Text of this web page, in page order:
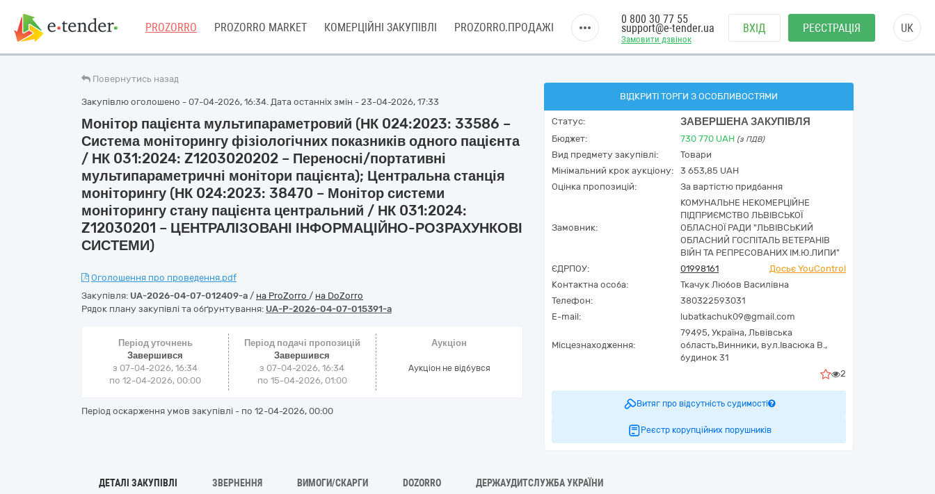
PROZORRO PROZORRO MARKET КОМЕРЦІЙНІ ЗАКУПІВЛІ PROZORRO.ПРОДАЖІ
Замовити дзвінок
0 800 30 77 55
support@e-tender.ua ВХІД РЕЄСТРАЦІЯ UK
Повернутись назад
Закупівлю оголошено - 07-04-2026, 16:34. Дата останніх змін - 23-04-2026, 17:33
Монітор пацієнта мультипараметровий (НК 024:2023: 33586 –
Система моніторингу фізіологічних показників одного пацієнта
/ НК 031:2024: Z1203020202 – Переносні/портативні
мультипараметричні монітори пацієнта); Центральна станція
моніторингу (НК 024:2023: 38470 – Монітор системи
моніторингу стану пацієнта центральний / НК 031:2024:
Z12030201 – ЦЕНТРАЛІЗОВАНІ ІНФОРМАЦІЙНО-РОЗРАХУНКОВІ
СИСТЕМИ)
Оголошення про проведення.pdf
Закупівля: UA-2026-04-07-012409-a / на ProZorro / на DoZorro
Рядок плану закупівлі та обґрунтування: UA-P-2026-04-07-015391-a
Період уточнень
Завершився
з 07-04-2026, 16:34
по 12-04-2026, 00:00
Період подачі пропозицій
Завершився
з 07-04-2026, 16:34
по 15-04-2026, 01:00
Аукціон
Аукціон не відбувся
Період оскарження умов закупівлі - по 12-04-2026, 00:00
ВІДКРИТІ ТОРГИ З ОСОБЛИВОСТЯМИ
Статус: ЗАВЕРШЕНА ЗАКУПІВЛЯ
Бюджет: 730 770 UAH (з ПДВ)
Вид предмету закупівлі:
Товари
Мінімальний крок аукціону:
3 653,85 UAH
Оцінка пропозицій:
За вартістю придбання
Замовник:
КОМУНАЛЬНЕ НЕКОМЕРЦІЙНЕ
ПІДПРИЄМСТВО ЛЬВІВСЬКОЇ
ОБЛАСНОЇ РАДИ "ЛЬВІВСЬКИЙ
ОБЛАСНИЙ ГОСПІТАЛЬ ВЕТЕРАНІВ
ВІЙН ТА РЕПРЕСОВАНИХ ІМ.Ю.ЛИПИ"
ЄДРПОУ:
01998161
Досьє YouControl
Контактна особа:
Ткачук Любов Василівна
Телефон:
380322593031
E-mail:
lubatkachuk09@gmail.com
Місцезнаходження:
79495, Україна, Львівська
область,Винники, вул.Івасюка В.,
будинок 31
2
Витяг про відсутність судимості
Реєстр корупційних порушників
ДЕТАЛІ ЗАКУПІВЛІ ЗВЕРНЕННЯ ВИМОГИ/СКАРГИ DOZORRO ДЕРЖАУДИТСЛУЖБА УКРАЇНИ